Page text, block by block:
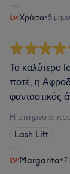
Χρύσα•5
Το καλύτερο
ποτέ, η
Η υπηρεσία
Lash Lift
Margarita•7